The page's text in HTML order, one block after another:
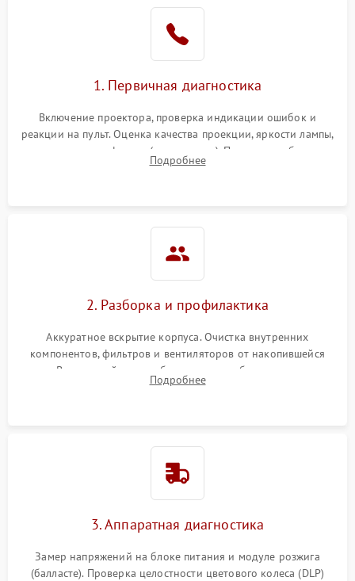
1. Первичная диагностика
Включение проектора, проверка индикации ошибок и
реакции на пульт. Оценка качества проекции, яркости лампы,
наличия артефактов (точки, пятна). Проверка работы
системы охлаждения по уровню шума вентиляторов.
Подробнее
2. Разборка и профилактика
Аккуратное вскрытие корпуса. Очистка внутренних
компонентов, фильтров и вентиляторов от накопившейся
пыли. Визуальный осмотр блока питания, балласта лампы и
материнской платы на наличие прогаров или вздутых
Подробнее
3. Аппаратная диагностика
Замер напряжений на блоке питания и модуле розжига
(балласте). Проверка целостности цветового колеса (DLP)